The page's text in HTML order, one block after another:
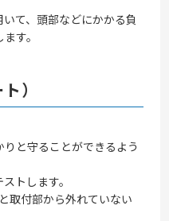
て、頭部などにかかる負
す。
）
と守ることができるよう
トします。
取付部から外れていない